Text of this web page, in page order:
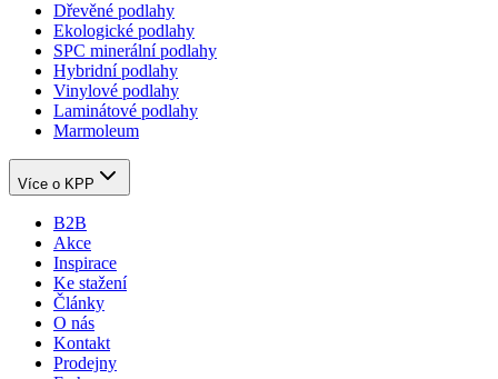
Dřevěné podlahy
Ekologické podlahy
SPC minerální podlahy
Hybridní podlahy
Vinylové podlahy
Laminátové podlahy
Marmoleum
Více o KPP
B2B
Akce
Inspirace
Ke stažení
Články
O nás
Kontakt
Prodejny